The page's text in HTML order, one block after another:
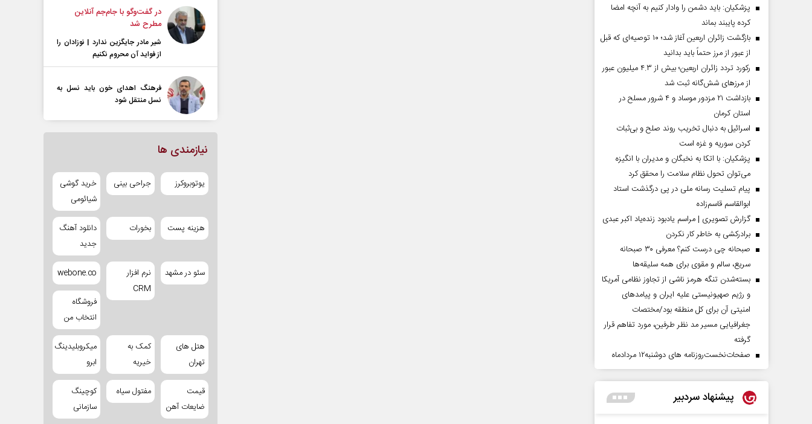
پزشکیان: باید دشمن را وادار کنیم به آنچه امضا
کرده پایبند بماند
بازگشت زائران اربعین آغاز شد؛ ۱۰ توصیه‌ای که قبل
از عبور از مرز حتماً باید بدانید
رکورد تردد زائران اربعین؛ بیش از ۴.۳ میلیون عبور
از مرزهای شش‌گانه ثبت شد
بازداشت ۲۱ مزدور موساد و ۴ شرور مسلح در
استان کرمان
اسرائیل به دنبال تخریب روند صلح و بی‌ثبات
کردن سوریه و غزه است
پزشکیان: با اتکا به نخبگان و مدیران با انگیزه
می‌توان تحول نظام سلامت را محقق کرد
پیام تسلیت رسانه ملی در پی درگذشت استاد
ابوالقاسم قاسم‌زاده
گزارش تصویری | مراسم یادبود زنده‌یاد اکبر عبدی
برادرکشی به خاطر کار نکردن
صبحانه چی درست کنم؟ معرفی ۳۰ صبحانه
سریع، سالم و مقوی برای همه سلیقه‌ها
بسته‌شدن تنگه هرمز ناشی از تجاوز نظامی آمریکا
و رژیم صهیونیستی علیه ایران و پیامد‌های
امنیتی آن برای کل منطقه بود/مختصات
جغرافیایی مسیر مد نظر طرفین، مورد تفاهم قرار
گرفته
صفحات‌نخست‌روزنامه ها‌ی دوشنبه‌۱۲ مردادماه
پیشنهاد سردبیر
در گفت‌و‌گو با جام‌جم آنلاین
مطرح شد
شیر مادر جایگزین ندارد | نوزادان را
از فواید آن محروم نکنیم
فرهنگ اهدای خون باید نسل به
نسل منتقل شود
نیازمندی ها
یوتوبروکرز جراحی بینی
خرید گوشی
شیائومی
هزینه پست بخورات
دانلود آهنگ
جدید
سئو در مشهد
نرم افزار
CRM
webone.co
فروشگاه
انتخاب من
هتل های
تهران
کمک به
خیریه
میکروبلیدینگ
ابرو
قیمت
ضایعات آهن
مفتول سیاه
کوچینگ
سازمانی